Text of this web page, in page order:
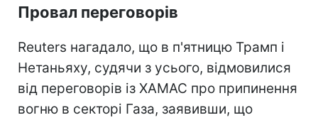
Провал переговорів
Reuters нагадало, що в п'ятницю Трамп і
Нетаньяху, судячи з усього, відмовилися
від переговорів із ХАМАС про припинення
вогню в секторі Газа, заявивши, що